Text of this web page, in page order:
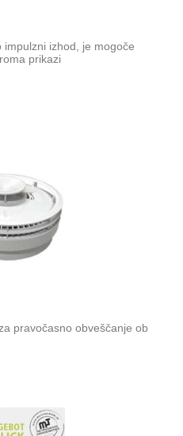
izhod, je mogoče
prikazi
pravočasno obveščanje ob